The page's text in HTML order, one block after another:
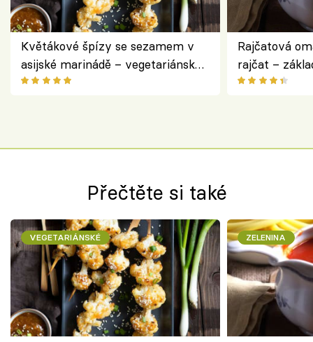
Květákové špízy se sezamem v
asijské marinádě – vegetariánská
chuťovka z grilu
Rajčatová
rajčat –
Přečtěte si také
VEGETARIÁNSKÉ ZELENINA